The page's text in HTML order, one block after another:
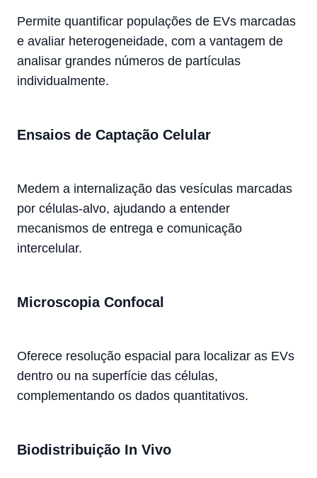
Permite quantificar populações de EVs marcadas
e avaliar heterogeneidade, com a vantagem de
analisar grandes números de partículas
individualmente.
Ensaios de Captação Celular
Medem a internalização das vesículas marcadas
por células-alvo, ajudando a entender
mecanismos de entrega e comunicação
intercelular.
Microscopia Confocal
Oferece resolução espacial para localizar as EVs
dentro ou na superfície das células,
complementando os dados quantitativos.
Biodistribuição In Vivo